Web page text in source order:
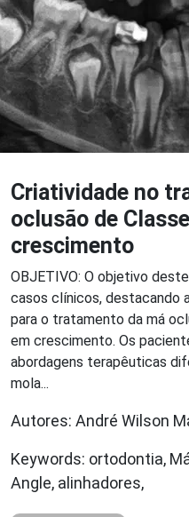
Criatividade no
oclusão de
crescimento
OBJETIVO: O objetivo
casos clínicos, destacando
para o tratamento da má
em crescimento. Os
abordagens terapêuticas
mola...
Autores: André Wilson
Keywords: ortodontia,
Angle, alinhadores,